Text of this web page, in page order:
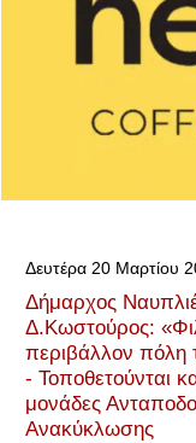
Δευτέρα 20 Μαρτίου
Δήμαρχος
Δ.Κωστούρος:
περιβάλλον πόλη
- Τοποθετούνται
μονάδες
Ανακύκλωσης